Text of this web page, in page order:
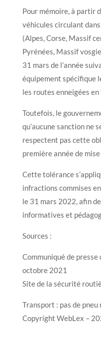
Pour mémoire, à partir
véhicules circulant
(Alpes, Corse, Massif
Pyrénées, Massif
31 mars de l’année
équipement spécifique
les routes enneigées
Toutefois, le
qu’aucune sanction ne
respectent pas cette
première année de
Cette tolérance
infractions commises
le 31 mars 2022, afin
informatives et
Sources :
Communiqué de
octobre 2021
Site de la sécurité
Transport : pas de
Copyright WebLex –